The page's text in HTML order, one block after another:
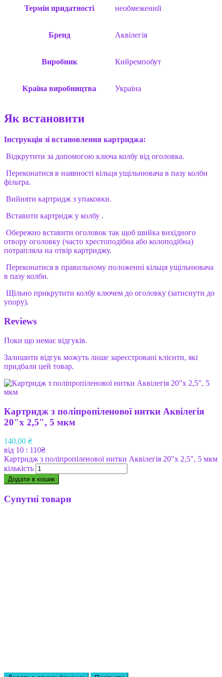
Термін придатності необмежений
Бренд Аквілегія
Виробник Кийремпобут
Країна виробництва Україна
Як встановити
Інструкція зі встановлення картриджа:
Відкрутити за допомогою ключа колбу від оголовка.
Переконатися в наявності кільця ущільнювача в пазу колби
фільтра.
Вийняти картридж з упаковки.
Вставити картридж у колбу .
Обережно вставити оголовок так щоб шийка вихідного
отвору оголовку (часто хрестоподібна або колоподібна)
потрапляла на отвір картриджу.
Переконатися в правильному положенні кільця ущільнювача
в пазу колби.
Щільно прикрутити колбу ключем до оголовку (затиснути до
упору).
Reviews
Поки що немає відгуків.
Залишити відгук можуть лише зареєстровані клієнти, які
придбали цей товар.
Картридж з поліпропіленової нитки Аквілегія
20″х 2,5″, 5 мкм
140,00 ₴
від 10 : 110₴
Картридж з поліпропіленової нитки Аквілегія 20"х 2,5", 5 мкм
кількість
Додати в кошик
Супутні товари